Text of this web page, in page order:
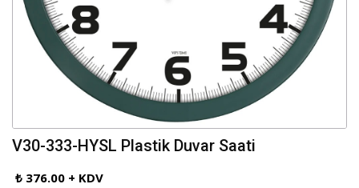
V30-333-HYSL Plastik Duvar Saati
₺ 376.00 + KDV